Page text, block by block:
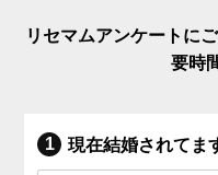
リセマムアンケートに
要時
現在結婚されてま